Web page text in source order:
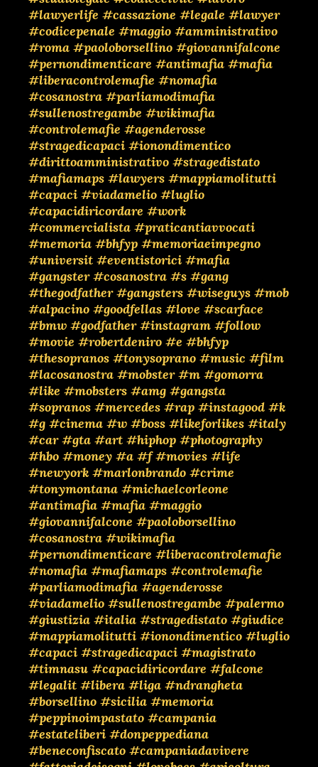
#lawyerlife #cassazione #legale #lawyer
#codicepenale #maggio #amministrativo
#roma #paoloborsellino #giovannifalcone
#pernondimenticare #antimafia #mafia
#liberacontrolemafie #nomafia
#cosanostra #parliamodimafia
#sullenostregambe #wikimafia
#controlemafie #agenderosse
#stragedicapaci #ionondimentico
#dirittoamministrativo #stragedistato
#mafiamaps #lawyers #mappiamolitutti
#capaci #viadamelio #luglio
#capacidiricordare #work
#commercialista #praticantiavvocati
#memoria #bhfyp #memoriaeimpegno
#universit #eventistorici #mafia
#gangster #cosanostra #s #gang
#thegodfather #gangsters #wiseguys #mob
#alpacino #goodfellas #love #scarface
#bmw #godfather #instagram #follow
#movie #robertdeniro #e #bhfyp
#thesopranos #tonysoprano #music #film
#lacosanostra #mobster #m #gomorra
#like #mobsters #amg #gangsta
#sopranos #mercedes #rap #instagood #k
#g #cinema #w #boss #likeforlikes #italy
#car #gta #art #hiphop #photography
#hbo #money #a #f #movies #life
#newyork #marlonbrando #crime
#tonymontana #michaelcorleone
#antimafia #mafia #maggio
#giovannifalcone #paoloborsellino
#cosanostra #wikimafia
#pernondimenticare #liberacontrolemafie
#nomafia #mafiamaps #controlemafie
#parliamodimafia #agenderosse
#viadamelio #sullenostregambe #palermo
#giustizia #italia #stragedistato #giudice
#mappiamolitutti #ionondimentico #luglio
#capaci #stragedicapaci #magistrato
#timnasu #capacidiricordare #falcone
#legalit #libera #liga #ndrangheta
#borsellino #sicilia #memoria
#peppinoimpastato #campania
#estateliberi #donpeppediana
#beneconfiscato #campaniadavivere